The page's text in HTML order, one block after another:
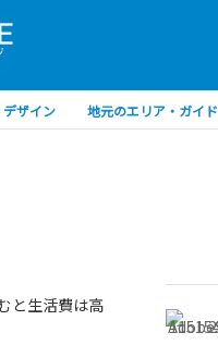
ザイン 地元のエリア・ガイド
と生活費は高